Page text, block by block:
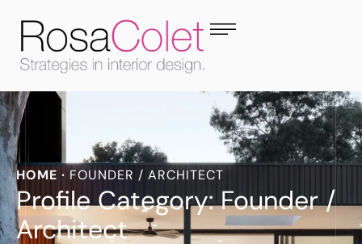
HOME · FOUNDER / ARCHITECT
Profile Category:Founder /
Architect